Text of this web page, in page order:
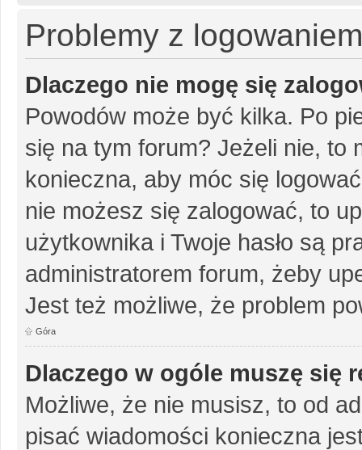
Problemy z
Dlaczego nie mogę się
Powodów może być kilka. Po
się na tym forum? Jeżeli nie, to
konieczna, aby móc się
nie możesz się zalogować, to
użytkownika i Twoje hasło są
administratorem forum, żeby
Jest też możliwe, że problem
Góra
Dlaczego w ogóle muszę się
Możliwe, że nie musisz, to od
pisać wiadomości konieczna